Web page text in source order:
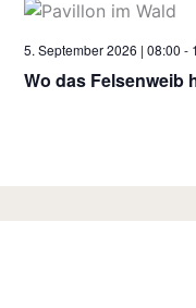
Wo das Felsenweib
5. September 2026 | 08:00 -